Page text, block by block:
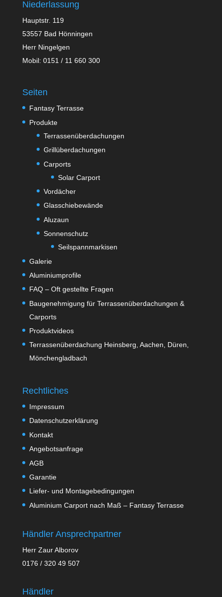
Niederlassung
Hauptstr. 119
53557 Bad Hönningen
Herr Ningelgen
Mobil: 0151 / 11 660 300
Seiten
Fantasy Terrasse
Produkte
Terrassenüberdachungen
Grillüberdachungen
Carports
Solar Carport
Vordächer
Glasschiebewände
Aluzaun
Sonnenschutz
Seilspannmarkisen
Galerie
Aluminiumprofile
FAQ – Oft gestellte Fragen
Baugenehmigung für Terrassenüberdachungen &
Carports
Produktvideos
Terrassenüberdachung Heinsberg, Aachen, Düren,
Mönchengladbach
Rechtliches
Impressum
Datenschutzerklärung
Kontakt
Angebotsanfrage
AGB
Garantie
Liefer- und Montagebedingungen
Aluminium Carport nach Maß – Fantasy Terrasse
Händler Ansprechpartner
Herr Zaur Alborov
0176 / 320 49 507
Händler